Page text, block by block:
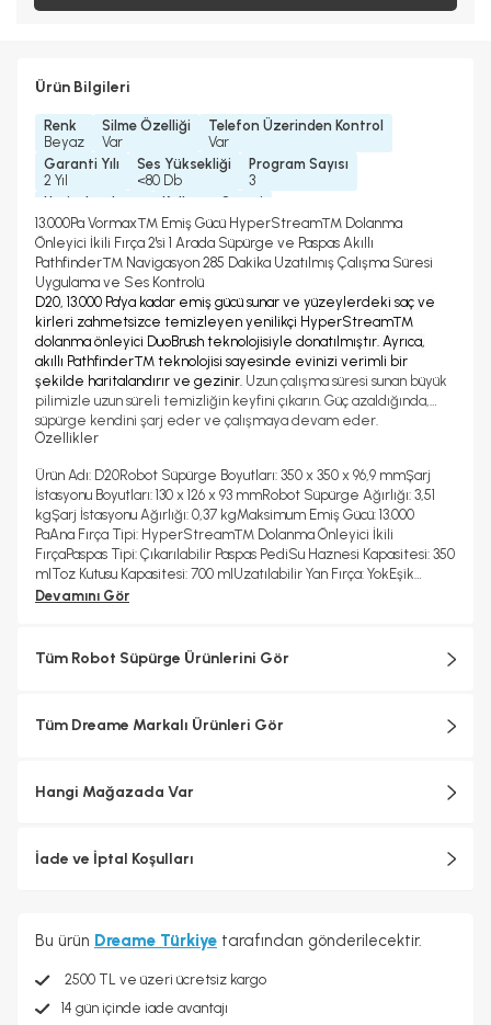
Ürün Bilgileri
Renk
Beyaz
Silme Özelliği
Var
Telefon Üzerinden Kontrol
Var
Garanti Yılı
2 Yıl
Ses Yüksekliği
<80 Db
Program Sayısı
3
Haritalandırma
Var
Kullanım Süresi
180 Dakika
13.000Pa Vormax™ Emiş Gücü HyperStream™ Dolanma
Önleyici İkili Fırça 2'si 1 Arada Süpürge ve Paspas Akıllı
Pathfinder™ Navigasyon 285 Dakika Uzatılmış Çalışma Süresi
Uygulama ve Ses Kontrolü
D20, 13.000 Pa'ya kadar emiş gücü sunar ve yüzeylerdeki saç ve
kirleri zahmetsizce temizleyen yenilikçi HyperStream™
dolanma önleyici DuoBrush teknolojisiyle donatılmıştır. Ayrıca,
akıllı Pathfinder™ teknolojisi sayesinde evinizi verimli bir
şekilde haritalandırır ve gezinir. Uzun çalışma süresi sunan büyük
pilimizle uzun süreli temizliğin keyfini çıkarın. Güç azaldığında,
süpürge kendini şarj eder ve çalışmaya devam eder.
Özellikler
Ürün Adı: D20Robot Süpürge Boyutları: 350 x 350 x 96,9 mmŞarj
İstasyonu Boyutları: 130 x 126 x 93 mmRobot Süpürge Ağırlığı: 3,51
kgŞarj İstasyonu Ağırlığı: 0,37 kgMaksimum Emiş Gücü: 13.000
PaAna Fırça Tipi: HyperStream™ Dolanma Önleyici İkili
FırçaPaspas Tipi: Çıkarılabilir Paspas PediSu Haznesi Kapasitesi: 350
ml Toz Kutusu Kapasitesi: 700 ml Uzatılabilir Yan Fırça: Yok Eşik
Geçişi: 20 mmÜçüncü Taraf Ses Kontrolü: Var
Devamını Gör
Tüm Robot Süpürge Ürünlerini Gör
Tüm Dreame Markalı Ürünleri Gör
Hangi Mağazada Var
İade ve İptal Koşulları
Bu ürün Dreame Türkiye tarafından gönderilecektir.
2500 TL ve üzeri ücretsiz kargo
14 gün içinde iade avantajı